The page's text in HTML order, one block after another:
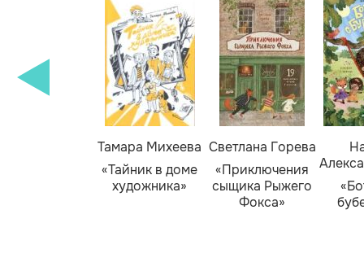
Тамара Михеева
«Тайник в доме
художника»
Светлана Горева
«Приключения
сыщика Рыжего
Фокса»